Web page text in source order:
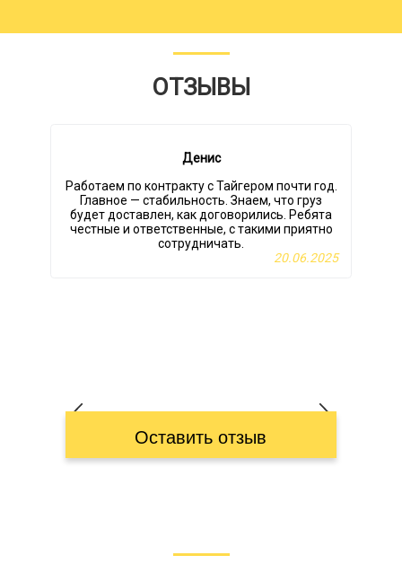
ОТЗЫВЫ
Денис
Работаем по контракту с Тайгером почти год.
Главное — стабильность. Знаем, что груз
будет доставлен, как договорились. Ребята
честные и ответственные, с такими приятно
сотрудничать.
20.06.2025
Оставить отзыв